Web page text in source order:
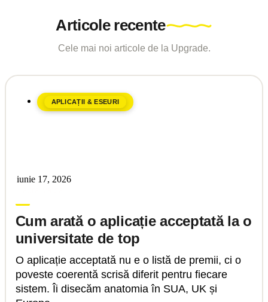
Articole recente
Cele mai noi articole de la Upgrade.
APLICAȚII & ESEURI
iunie 17, 2026
Cum arată o aplicație acceptată la o
universitate de top
O aplicație acceptată nu e o listă de premii, ci o
poveste coerentă scrisă diferit pentru fiecare
sistem. Îi disecăm anatomia în SUA, UK și